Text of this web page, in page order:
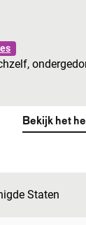
Bekijk het
Staten